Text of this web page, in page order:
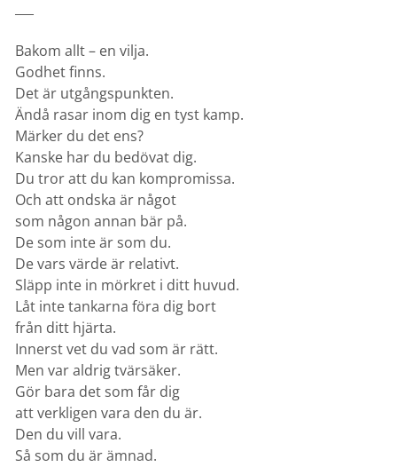
Bakom allt – en vilja.
Godhet finns.
Det är utgångspunkten.
Ändå rasar inom dig en tyst kamp.
Märker du det ens?
Kanske har du bedövat dig.
Du tror att du kan kompromissa.
Och att ondska är något
som någon annan bär på.
De som inte är som du.
De vars värde är relativt.
Släpp inte in mörkret i ditt huvud.
Låt inte tankarna föra dig bort
från ditt hjärta.
Innerst vet du vad som är rätt.
Men var aldrig tvärsäker.
Gör bara det som får dig
att verkligen vara den du är.
Den du vill vara.
Så som du är ämnad.